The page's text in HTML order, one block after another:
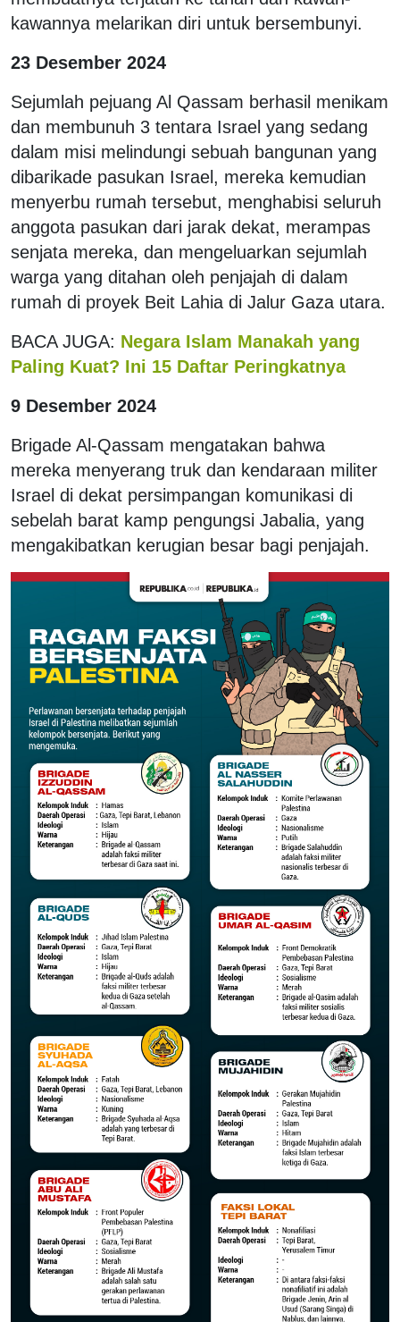
kawannya melarikan diri untuk bersembunyi.
23 Desember 2024
Sejumlah pejuang Al Qassam berhasil menikam
dan membunuh 3 tentara Israel yang sedang
dalam misi melindungi sebuah bangunan yang
dibarikade pasukan Israel, mereka kemudian
menyerbu rumah tersebut, menghabisi seluruh
anggota pasukan dari jarak dekat, merampas
senjata mereka, dan mengeluarkan sejumlah
warga yang ditahan oleh penjajah di dalam
rumah di proyek Beit Lahia di Jalur Gaza utara.
BACA JUGA: Negara Islam Manakah yang
Paling Kuat? Ini 15 Daftar Peringkatnya
9 Desember 2024
Brigade Al-Qassam mengatakan bahwa
mereka menyerang truk dan kendaraan militer
Israel di dekat persimpangan komunikasi di
sebelah barat kamp pengungsi Jabalia, yang
mengakibatkan kerugian besar bagi penjajah.